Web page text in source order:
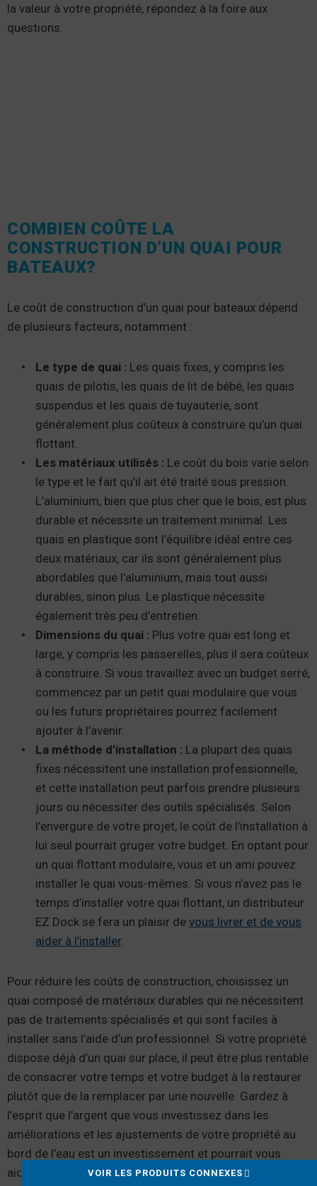
la valeur à votre propriété, répondez à la foire aux
questions.
COMBIEN COÛTE LA
CONSTRUCTION D’UN QUAI POUR
BATEAUX?
Le coût de construction d’un quai pour bateaux dépend
de plusieurs facteurs, notamment :
Le type de quai : Les quais fixes, y compris les
quais de pilotis, les quais de lit de bébé, les quais
suspendus et les quais de tuyauterie, sont
généralement plus coûteux à construire qu’un quai
flottant.
Les matériaux utilisés : Le coût du bois varie selon
le type et le fait qu’il ait été traité sous pression.
L’aluminium, bien que plus cher que le bois, est plus
durable et nécessite un traitement minimal. Les
quais en plastique sont l’équilibre idéal entre ces
deux matériaux, car ils sont généralement plus
abordables que l’aluminium, mais tout aussi
durables, sinon plus. Le plastique nécessite
également très peu d’entretien.
Dimensions du quai : Plus votre quai est long et
large, y compris les passerelles, plus il sera coûteux
à construire. Si vous travaillez avec un budget serré,
commencez par un petit quai modulaire que vous
ou les futurs propriétaires pourrez facilement
ajouter à l’avenir.
La méthode d’installation : La plupart des quais
fixes nécessitent une installation professionnelle,
et cette installation peut parfois prendre plusieurs
jours ou nécessiter des outils spécialisés. Selon
l’envergure de votre projet, le coût de l’installation à
lui seul pourrait gruger votre budget. En optant pour
un quai flottant modulaire, vous et un ami pouvez
installer le quai vous-mêmes. Si vous n’avez pas le
temps d’installer votre quai flottant, un distributeur
EZ Dock se fera un plaisir de vous livrer et de vous
aider à l’installer.
Pour réduire les coûts de construction, choisissez un
quai composé de matériaux durables qui ne nécessitent
pas de traitements spécialisés et qui sont faciles à
installer sans l’aide d’un professionnel. Si votre propriété
dispose déjà d’un quai sur place, il peut être plus rentable
de consacrer votre temps et votre budget à la restaurer
plutôt que de la remplacer par une nouvelle. Gardez à
l’esprit que l’argent que vous investissez dans les
améliorations et les ajustements de votre propriété au
bord de l’eau est un investissement et pourrait vous
aider à tirer le meilleur parti de votre propriété lors d’une
VOIR LES PRODUITS CONNEXES